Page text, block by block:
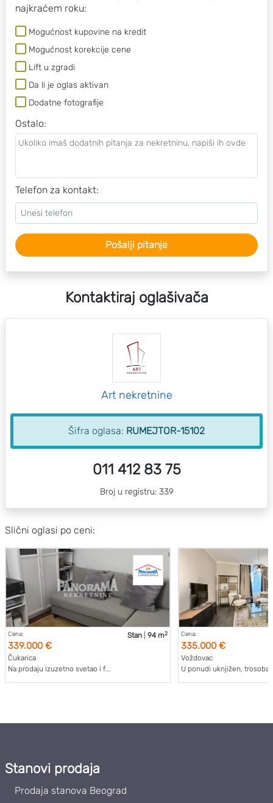
najkraćem roku:
Mogućnost kupovine na kredit
Mogućnost korekcije cene
Lift u zgradi
Da li je oglas aktivan
Dodatne fotografije
Ostalo:
Telefon za kontakt:
Pošalji pitanje
Kontaktiraj oglašivača
Art nekretnine
Šifra oglasa: RUMEJTOR-15102
011 412 83 75
Broj u registru: 339
Slični oglasi po ceni:
Cena:
339.000 €
Stan 94 m2
Čukarica
Na prodaju izuzetno svetao i f...
Cena:
335.000 €
Voždovac
U ponudi uknjižen,
Stanovi prodaja
Prodaja stanova Beograd